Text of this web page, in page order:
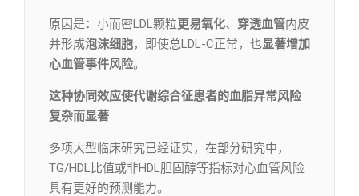
原因是：小而密LDL颗粒更易氧化、 穿透血管内皮
并形成泡沫细胞，即使总LDL-C正常，也显著增加
心血管事件风险。
这种协同效应使代谢综合征患者的血脂异常风险
复杂而显著
多项大型临床研究已经证实，在部分研究中，
TG/HDL比值或非HDL胆固醇等指标对心血管风险
具有更好的预测能力。